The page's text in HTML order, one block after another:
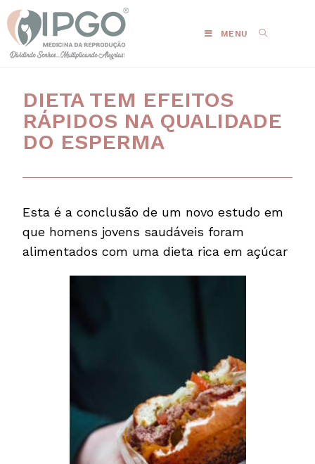
MENU
DIETA TEM EFEITOS
RÁPIDOS NA QUALIDADE
DO ESPERMA
Esta é a conclusão de um novo estudo em
que homens jovens saudáveis foram
alimentados com uma dieta rica em açúcar